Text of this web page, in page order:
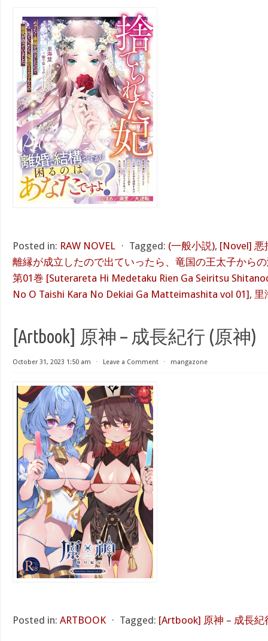
Posted in: RAW NOVEL ⋅ Tagged: (一般小説), [Novel] 悪
離縁が成立したので出ていったら、竜国の王太子から
第01巻 [Suterareta Hi Medetaku Rien Ga Seiritsu
No O Taishi Kara No Dekiai Ga Matteimashita vol 01], 里
[Artbook] 原神 – 成長紀行 (原神)
October 31, 2023 1:50 am ⋅ Leave a Comment ⋅ mangazone
Posted in: ARTBOOK ⋅ Tagged: [Artbook] 原神 – 成長紀